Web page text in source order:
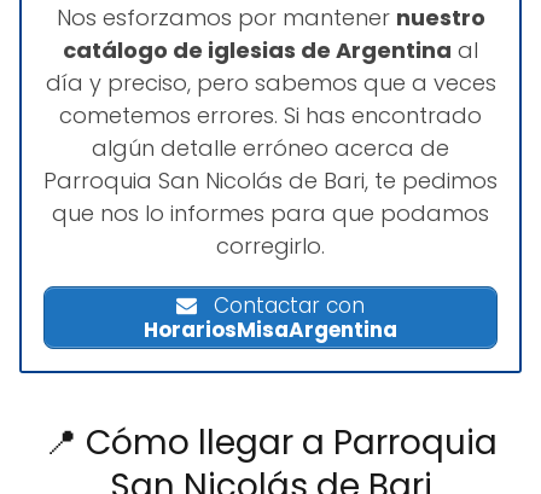
Nos esforzamos por mantener nuestro
catálogo de iglesias de Argentina al
día y preciso, pero sabemos que a veces
cometemos errores. Si has encontrado
algún detalle erróneo acerca de
Parroquia San Nicolás de Bari, te pedimos
que nos lo informes para que podamos
corregirlo.
Contactar con
HorariosMisaArgentina
📍 Cómo llegar a Parroquia